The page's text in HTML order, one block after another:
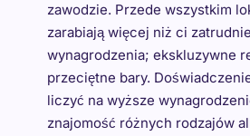
zawodzie. Przede wszystkim
zarabiają więcej niż ci
wynagrodzenia; ekskluzywne
przeciętne bary.
liczyć na wyższe
znajomość różnych rodzajów